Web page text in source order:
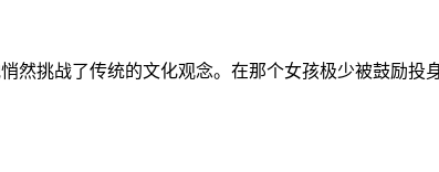
然挑战了传统的文化观念。在那个女孩极少被鼓励投